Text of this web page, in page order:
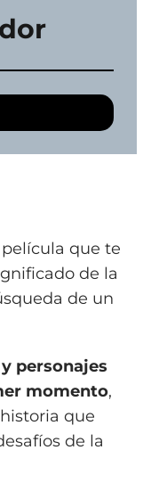
que te
de la
de un
personajes
momento,
que
de la